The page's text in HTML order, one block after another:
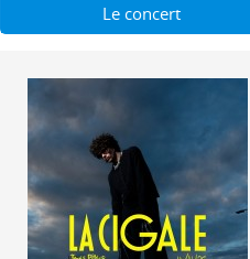
Le concert